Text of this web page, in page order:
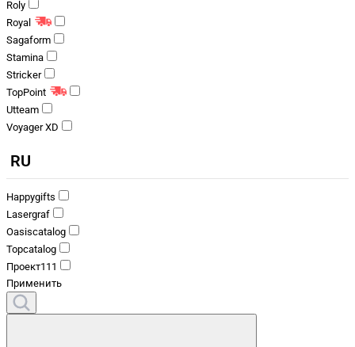
Roly
Royal
Sagaform
Stamina
Stricker
TopPoint
Utteam
Voyager XD
RU
Happygifts
Lasergraf
Oasiscatalog
Topcatalog
Проект111
Применить